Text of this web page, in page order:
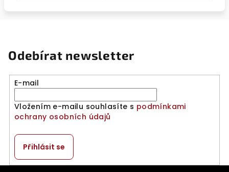
Odebírat newsletter
E-mail
Vložením e-mailu souhlasíte s podmínkami
ochrany osobních údajů
Přihlásit se